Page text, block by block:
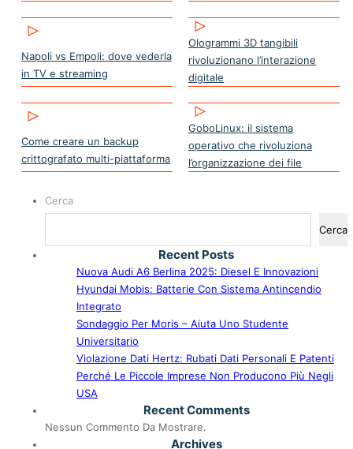
Napoli vs Empoli: dove vederla
in TV e streaming
Ologrammi 3D tangibili
rivoluzionano l’interazione
digitale
Come creare un backup
crittografato multi-piattaforma
GoboLinux: il sistema
operativo che rivoluziona
l’organizzazione dei file
Cerca
Cerca
Recent Posts
Nuova Audi A6 Berlina 2025: Diesel E Innovazioni
Hyundai Mobis: Batterie Con Sistema Antincendio
Integrato
Sondaggio Per Moris – Aiuta Uno Studente
Universitario
Violazione Dati Hertz: Rubati Dati Personali E Patenti
Perché Le Piccole Imprese Non Producono Più Negli
USA
Recent Comments
Nessun Commento Da Mostrare.
Archives